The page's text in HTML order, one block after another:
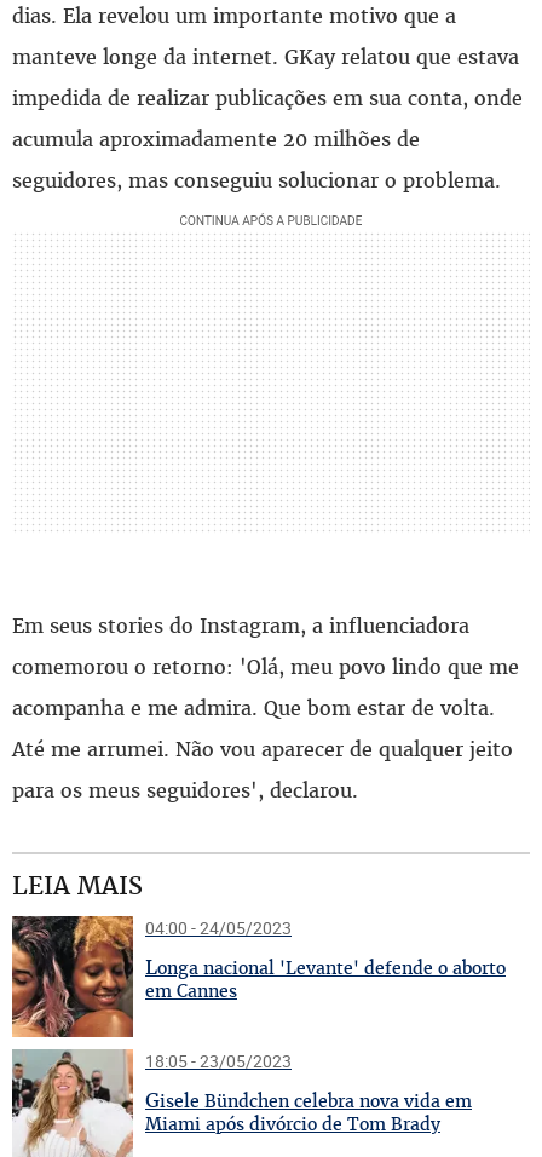
dias. Ela revelou um importante motivo que a
manteve longe da internet. GKay relatou que estava
impedida de realizar publicações em sua conta, onde
acumula aproximadamente 20 milhões de
seguidores, mas conseguiu solucionar o problema.
Em seus stories do Instagram, a influenciadora
comemorou o retorno: 'Olá, meu povo lindo que me
acompanha e me admira. Que bom estar de volta.
Até me arrumei. Não vou aparecer de qualquer jeito
para os meus seguidores', declarou.
LEIA MAIS
04:00 - 24/05/2023
Longa nacional 'Levante' defende o aborto
em Cannes
18:05 - 23/05/2023
Gisele Bündchen celebra nova vida em
Miami após divórcio de Tom Brady